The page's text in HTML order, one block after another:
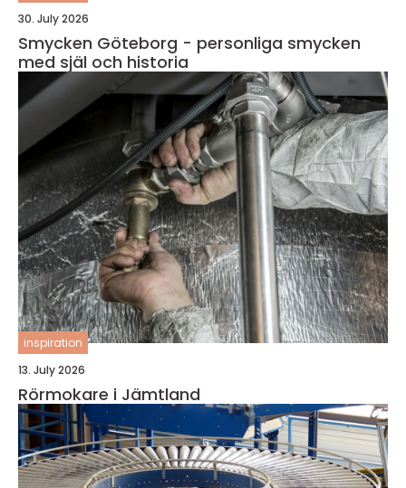
30. July 2026
Smycken Göteborg - personliga smycken
med själ och historia
inspiration
13. July 2026
Rörmokare i Jämtland